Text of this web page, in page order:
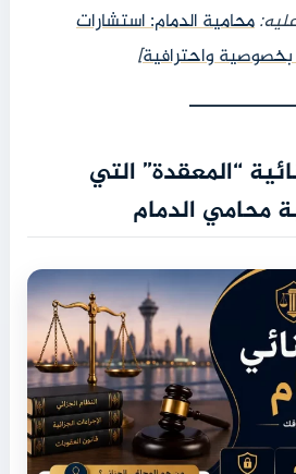
محامية الدمام: استشارات
واحترافية]
“المعقدة” التي
محامي الدمام